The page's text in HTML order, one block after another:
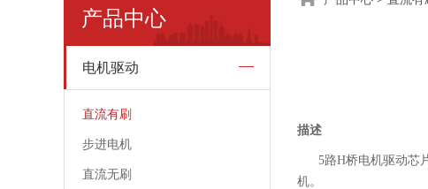
产品中心
电机驱动
直流有刷
步进电机
直流无刷
SC7510
描述
5路H桥电机驱动芯片
机。